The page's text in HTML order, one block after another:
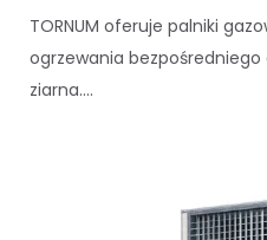
TORNUM oferuje palniki
ogrzewania
ziarna....